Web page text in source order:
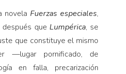
novela Fuerzas especiales,
que Lumpérica, se
que constituye el mismo
—lugar pornificado, de
en falla, precarización